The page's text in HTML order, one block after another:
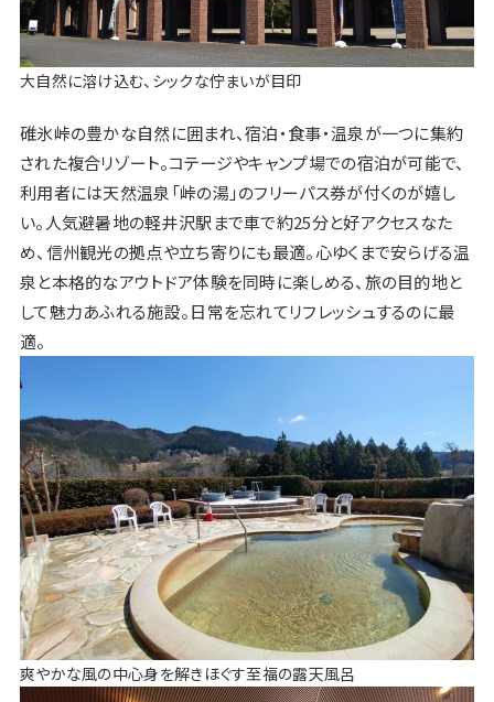
大自然に溶け込む、シックな佇まいが目印
碓氷峠の豊かな自然に囲まれ、宿泊・食事・温泉が一つに集約
された複合リゾート。コテージやキャンプ場での宿泊が可能で、
利用者には天然温泉「峠の湯」のフリーパス券が付くのが嬉し
い。人気避暑地の軽井沢駅まで車で約25分と好アクセスなた
め、信州観光の拠点や立ち寄りにも最適。心ゆくまで安らげる温
泉と本格的なアウトドア体験を同時に楽しめる、旅の目的地と
して魅力あふれる施設。日常を忘れてリフレッシュするのに最
適。
爽やかな風の中心身を解きほぐす至福の露天風呂